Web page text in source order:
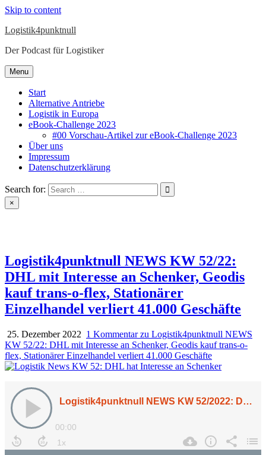
Skip to content
Logistik4punktnull
Der Podcast für Logistiker
Menu
Start
Alternative Antriebe
Logistik in Europa
eBook-Challenge 2023
#00 Vorschau-Artikel zur eBook-Challenge 2023
Über uns
Impressum
Datenschutzerklärung
Search for:
×
Logistik4punktnull NEWS KW 52/22:
DHL mit Interesse an Schenker, Geodis
kauf trans-o-flex, Stationärer
Einzelhandel verliert 41.000 Geschäfte
25. Dezember 2022 1 Kommentarzu Logistik4punktnull NEWS
KW 52/22: DHL mit Interesse an Schenker, Geodis kauf trans-o-
flex, Stationärer Einzelhandel verliert 41.000 Geschäfte